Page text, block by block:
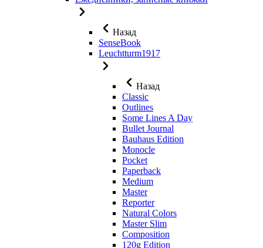
Назад
SenseBook
Leuchtturm1917
Назад
Classic
Outlines
Some Lines A Day
Bullet Journal
Bauhaus Edition
Monocle
Pocket
Paperback
Medium
Master
Reporter
Natural Colors
Master Slim
Composition
120g Edition